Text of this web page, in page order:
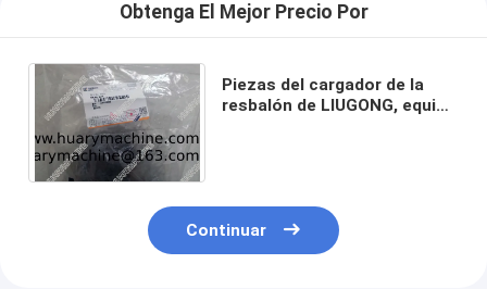
Obtenga El Mejor Precio Por
Piezas del cargador de la
resbalón de LIUGONG, equipo
Continuar